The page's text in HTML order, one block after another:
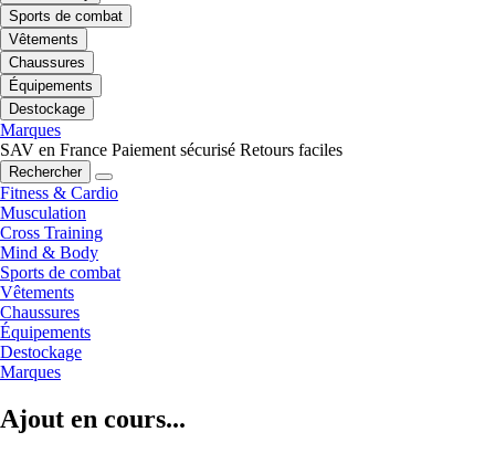
Sports de combat
Vêtements
Chaussures
Équipements
Destockage
Marques
SAV en France Paiement sécurisé Retours faciles
Rechercher
Fitness & Cardio
Musculation
Cross Training
Mind & Body
Sports de combat
Vêtements
Chaussures
Équipements
Destockage
Marques
Ajout en cours...